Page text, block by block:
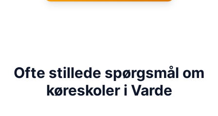
Ofte stillede spørgsmål om
køreskoler i Varde